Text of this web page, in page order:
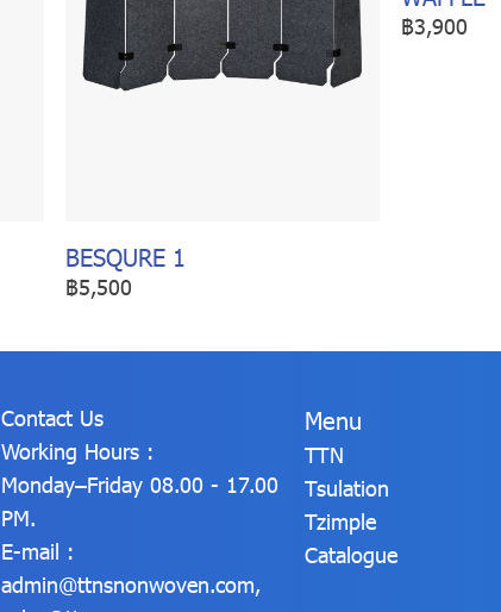
BESQURE 1
฿5,500
฿3,900
Contact Us
Working Hours :
Monday–Friday 08.00 - 17.00
PM.
E-mail :
admin@ttnsnonwoven.com,
Menu
TTN
Tsulation
Tzimple
Catalogue